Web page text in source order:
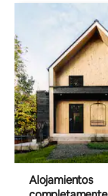
Alojamientos